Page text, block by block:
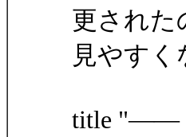
更された
見やす
title "――